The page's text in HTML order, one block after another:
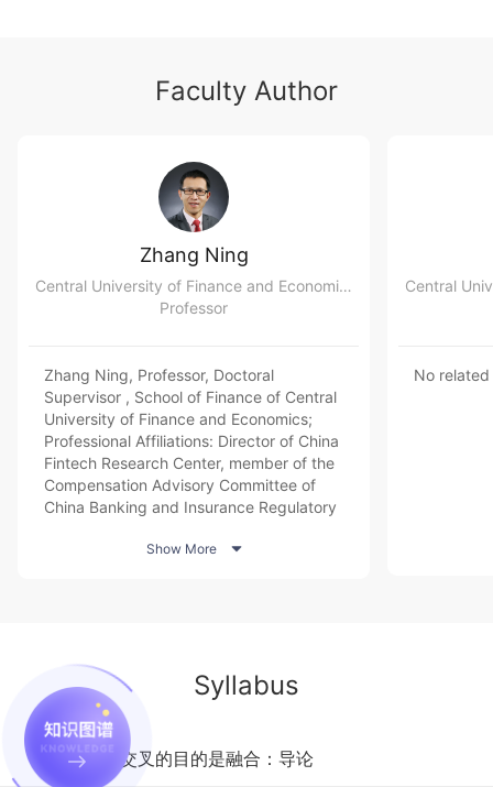
Faculty Author
Zhang Ning
Central University of Finance and Economics School of Finance
Professor
Zhang Ning, Professor, Doctoral
Supervisor , School of Finance of Central
University of Finance and Economics;
Professional Affiliations: Director of China
Fintech Research Center, member of the
Compensation Advisory Committee of
China Banking and Insurance Regulatory
economist of the Family office
Inheritance Expert Committee, vice
chairman of the Zhongguancun FinTech
Industry Alliance Expert Committee,
member of the Education Working
Committee of the Chinese Association of
Artificial Intelligence, etc. He has
Show More 
No
Syllabus
1 第一章 交叉的目的是融合：导论